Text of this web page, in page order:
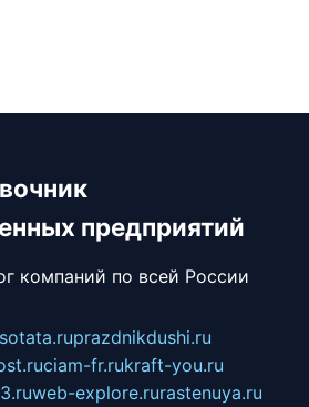
предприятий
компаний по всей России
prazdnikdushi.ru
ciam-fr.rukraft-you.ru
web-explore.rurastenuya.ru